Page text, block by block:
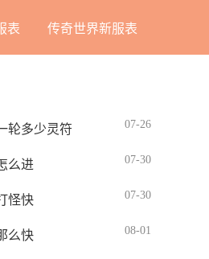
表 传奇世界新服表
轮多少灵符 07-26
么进 07-30
怪快 07-30
么快 08-01